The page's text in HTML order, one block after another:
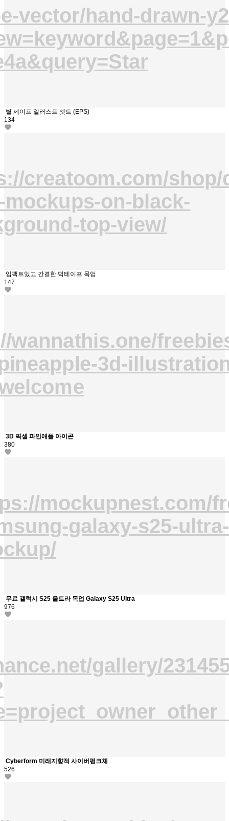
vector/hand-drawn-
별 세이프 일러스트 셋트 (EPS)
134
creatoom.com/shop/
mockups-on-black-
top-view/
임팩트있고 간결한 덕테이프 목업
147
wannathis.one/
3d-
3D 픽셀 파인애플 아이콘
380
mockupnest.com/
galaxy-s25-ultra-
무료 갤럭시 S25 울트라 목업 Galaxy S25 Ultra
976
gallery/
Cyberform 미래지향적 사이버펑크체
526